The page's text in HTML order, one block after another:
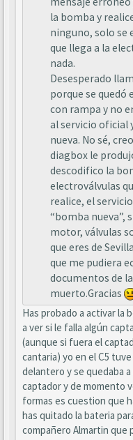
la bomba y
ninguno, solo se
que llega a la
nada.
Desesperado
porque se quedó
con rampa y no
al servicio oficial
nueva. No sé,
diagbox le
descodifico la
electroválvulas
realice, el
“bomba nueva”,
motor, válvulas
que eres de
que me pudiera
documentos de
muerto.Gracias
Has probado a activar la
a ver si le falla algún
(aunque si fuera el
cantaria) yo en el C5
delantero y se quedaba
captador y de momento
formas es cuestion que
has quitado la bateria
compañero Almartin que